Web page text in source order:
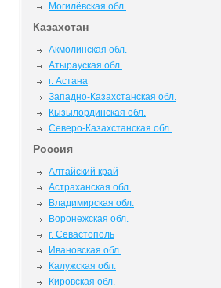
Могилёвская обл.
Казахстан
Акмолинская обл.
Атырауская обл.
г. Астана
Западно-Казахстанская обл.
Кызылординская обл.
Северо-Казахстанская обл.
Россия
Алтайский край
Астраханская обл.
Владимирская обл.
Воронежская обл.
г. Севастополь
Ивановская обл.
Калужская обл.
Кировская обл.